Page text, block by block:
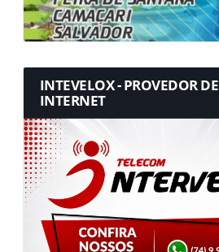
INTEVELOX - PROVEDOR DE
INTERNET